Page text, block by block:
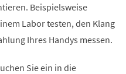
Beispielsweise
Labor testen, den Klang
Ihres Handys messen.
Sie ein in die